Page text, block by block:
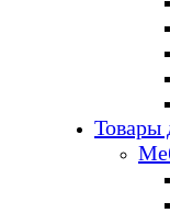
Товары